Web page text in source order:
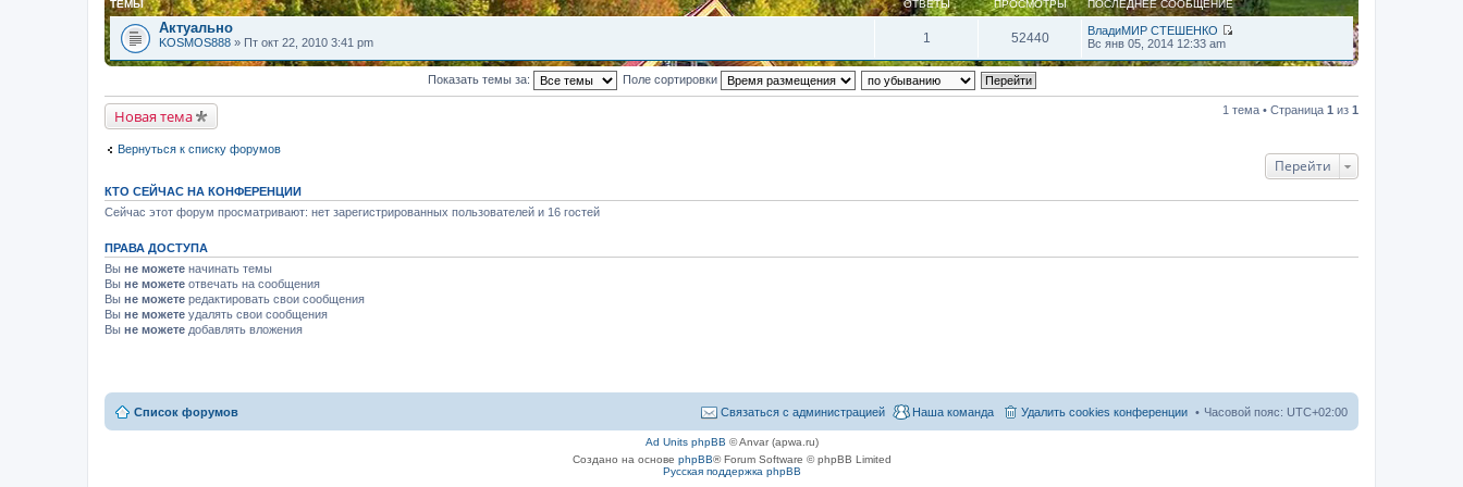
ТЕМЫ ОТВЕТЫ ПРОСМОТРЫ ПОСЛЕДНЕЕ СООБЩЕНИЕ
Актуально
KOSMOS888 » Пт окт 22, 2010 3:41 pm 1 52440
ВладиМИР СТЕШЕНКО
р
й
т
е
Вс янв 05, 2014 12:33 am
Показать темы за: Поле сортировки
Новая тема 1 тема • Страница 1 из 1
Вернуться к списку форумов
Перейти
КТО СЕЙЧАС НА КОНФЕРЕНЦИИ
Сейчас этот форум просматривают: нет зарегистрированных пользователей и 16 гостей
ПРАВА ДОСТУПА
Вы не можете начинать темы
Вы не можете отвечать на сообщения
Вы не можете редактировать свои сообщения
Вы не можете удалять свои сообщения
Вы не можете добавлять вложения
Список форумов Часовой пояс: UTC+02:00
Удалить cookies конференции
Наша команда
Связаться с администрацией
Ad Units phpBB © Anvar (apwa.ru)
Создано на основе phpBB® Forum Software © phpBB Limited
Русская поддержка phpBB